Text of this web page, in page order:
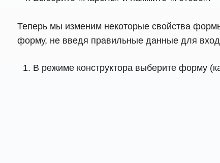
Теперь мы изменим некоторые свойства
форму, не введя правильные данные для
В режиме конструктора выберите форму